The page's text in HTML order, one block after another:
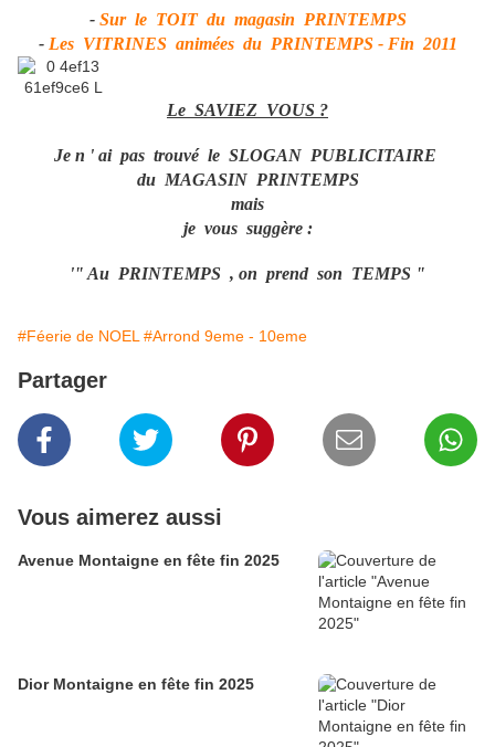
- Sur le TOIT du magasin PRINTEMPS
- Les VITRINES animées du PRINTEMPS - Fin 2011
Le SAVIEZ VOUS ?
Je n ' ai pas trouvé le SLOGAN PUBLICITAIRE
du MAGASIN PRINTEMPS
mais
je vous suggère :
'" Au PRINTEMPS , on prend son TEMPS "
#Féerie de NOEL #Arrond 9eme - 10eme
Partager
Vous aimerez aussi
Avenue Montaigne en fête fin 2025
Dior Montaigne en fête fin 2025